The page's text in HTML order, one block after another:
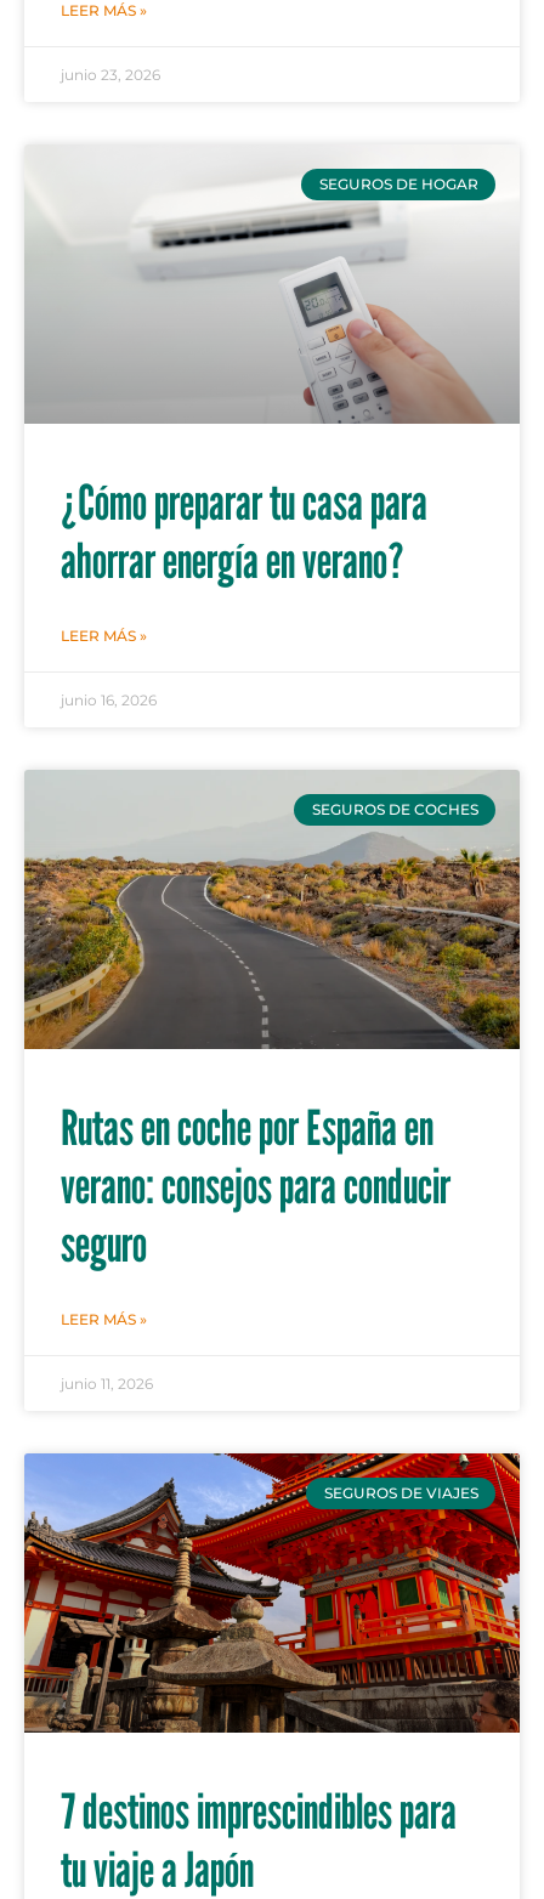
LEER MÁS »
junio 23, 2026
SEGUROS DE HOGAR
¿Cómo preparar tu casa para
ahorrar energía en verano?
LEER MÁS »
junio 16, 2026
SEGUROS DE COCHES
Rutas en coche por España en
verano: consejos para conducir
seguro
LEER MÁS »
junio 11, 2026
SEGUROS DE VIAJES
7 destinos imprescindibles para
tu viaje a Japón